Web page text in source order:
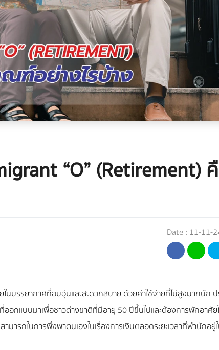
“O” (Retirement) คื
Date : 11-11-
นบรรยากาศที่อบอุ่นและสะดวกสบาย ด้วยค่าใช้จ่ายที่ไม่สูงมากนั
กแบบมาเพื่อชาวต่างชาติที่มีอายุ 50 ปีขึ้นไปและต้องการพักอาศัยใ
ารถในการพึ่งพาตนเองในเรื่องการเงินตลอดระยะเวลาที่พำนักอยู่